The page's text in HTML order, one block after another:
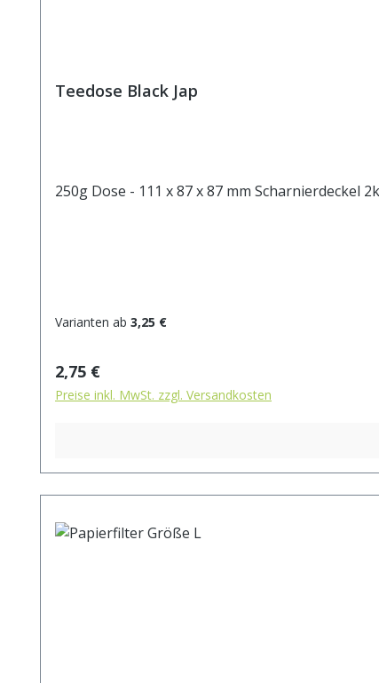
Teedose Black Jap
Varianten ab 3,25 €
Regulärer Preis:
2,75 €
Preise inkl. MwSt. zzgl. Versandkosten